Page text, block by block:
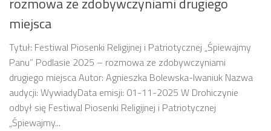
miejsca
Tytuł: Festiwal Piosenki Religijnej i Patriotycznej „Śpiewajmy
Panu” Podlasie 2025 – rozmowa ze zdobywczyniami
drugiego miejsca Autor: Agnieszka Bolewska-Iwaniuk Nazwa
audycji: WywiadyData emisji: 01-11-2025 W Drohiczynie
odbył się Festiwal Piosenki Religijnej i Patriotycznej
„Śpiewajmy...